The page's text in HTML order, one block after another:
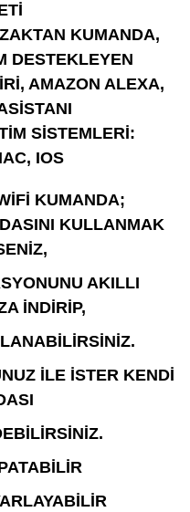
KUMANDA,
DESTEKLEYEN
AMAZON ALEXA,
SİSTEMLERİ:
IOS
KUMANDA;
KULLANMAK
AKILLI
İNDİRİP,
İLE İSTER KENDİ